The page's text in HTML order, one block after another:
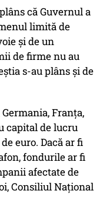
că Guvernul a
limită de
şi de un
de firme nu au
s-au plâns şi de
Franţa,
capital de lucru
euro. Dacă ar fi
fondurile ar fi
afectate de
Consiliul Național